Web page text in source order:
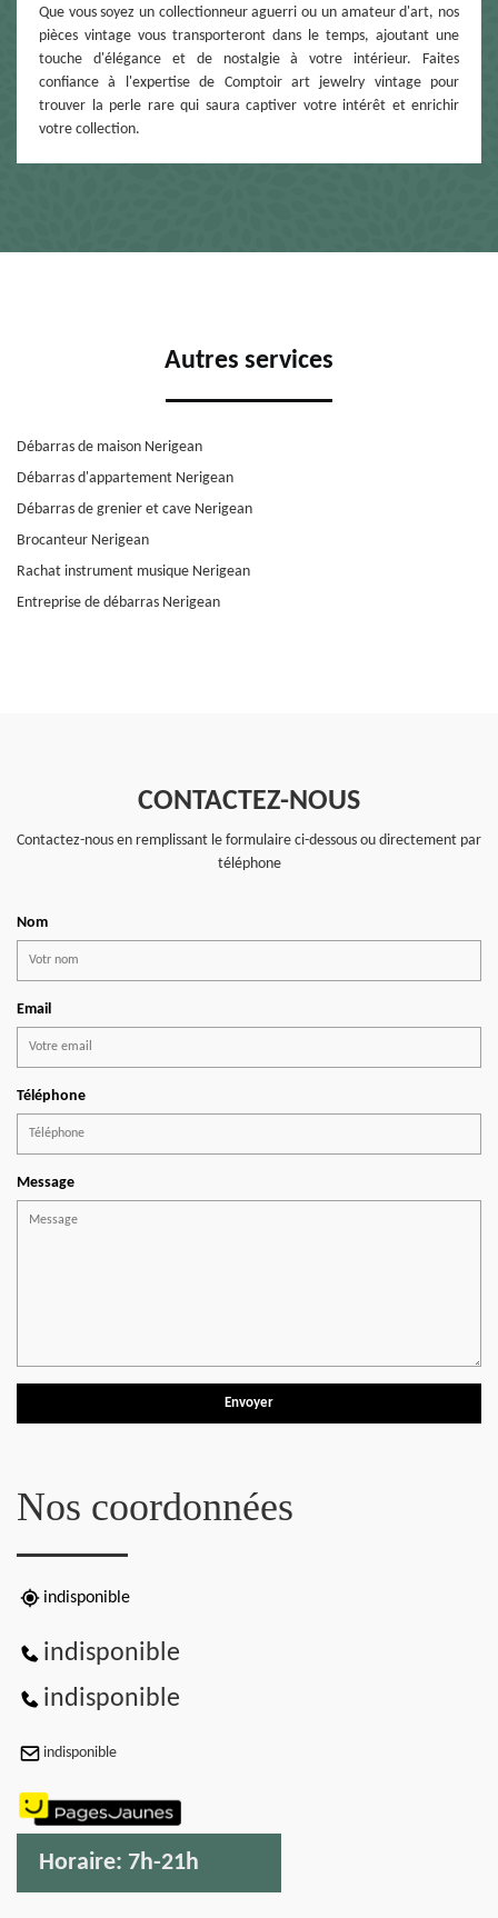
Que vous soyez un collectionneur aguerri ou un amateur d'art, nos
pièces vintage vous transporteront dans le temps, ajoutant une
touche d'élégance et de nostalgie à votre intérieur. Faites
confiance à l'expertise de Comptoir art jewelry vintage pour
trouver la perle rare qui saura captiver votre intérêt et enrichir
votre collection.
Autres services
Débarras de maison Nerigean
Débarras d'appartement Nerigean
Débarras de grenier et cave Nerigean
Brocanteur Nerigean
Rachat instrument musique Nerigean
Entreprise de débarras Nerigean
CONTACTEZ-NOUS
Contactez-nous en remplissant le formulaire ci-dessous ou directement par
téléphone
Nom
Email
Téléphone
Message
Nos coordonnées
indisponible
indisponible
indisponible
indisponible
Horaire: 7h-21h